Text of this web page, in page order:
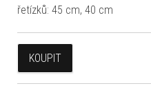
řetízků: 45 cm, 40 cm
KOUPIT